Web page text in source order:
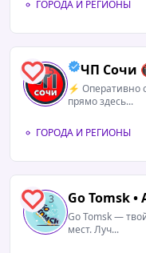
ГОРОДА И РЕГИОНЫ
5 ЧП Сочи
⚡️ Оперативно
прямо здесь...
ГОРОДА И РЕГИОНЫ
3 Go Tomsk
Go Tomsk —
мест. Луч...